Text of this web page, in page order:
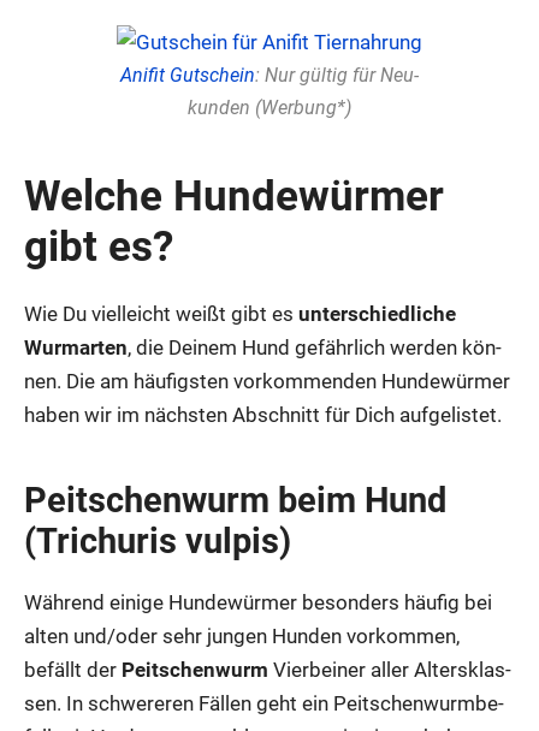
Ani­fit Gut­schein: Nur gül­tig für Neu­
kun­den (Wer­bung*)
Wel­che Hun­de­wür­mer
gibt es?
Wie Du viel­leicht weißt gibt es unter­schied­li­che
Wurm­ar­ten, die Dei­nem Hund gefähr­lich wer­den kön­
nen. Die am häu­figs­ten vor­kom­men­den Hun­de­wür­mer
haben wir im nächs­ten Abschnitt für Dich auf­ge­lis­tet.
Peit­schen­wurm beim Hund
(Trichuris vul­pis)
Wäh­rend eini­ge Hun­de­wür­mer beson­ders häu­fig bei
alten und/oder sehr jun­gen Hun­den vor­kom­men,
befällt der Peit­schen­wurm Vier­bei­ner aller Alters­klas­
sen. In schwe­re­ren Fäl­len geht ein Peit­schen­wurm­be­